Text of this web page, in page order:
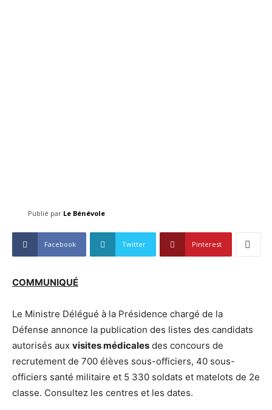
Publié par Le Bénévole
Facebook Twitter Pinterest
COMMUNIQUÉ
Le Ministre Délégué à la Présidence chargé de la
Défense annonce la publication des listes des candidats
autorisés aux visites médicales des concours de
recrutement de 700 élèves sous-officiers, 40 sous-
officiers santé militaire et 5 330 soldats et matelots de 2e
classe. Consultez les centres et les dates.